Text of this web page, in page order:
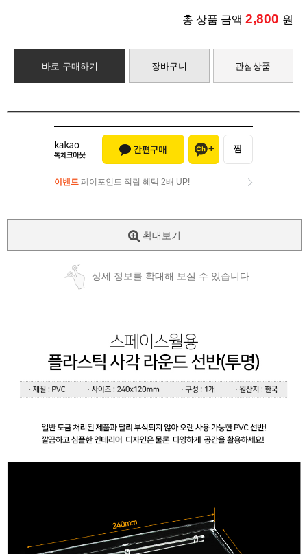
총 상품 금액 2,800 원
바로 구매하기 장바구니 관심상품
이벤트 페이포인트 적립 혜택 2배 UP!
확대보기
상세 정보를 확대해 보실 수 있습니다